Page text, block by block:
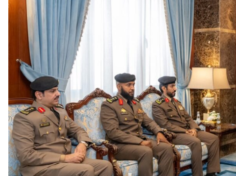
والاحترافية بقيادة محمد الضيف
منتجات قهوة وشوكولاتة مضاف إليها الجينسنغ
يختتمان “كاوست الصيفي ” للذكاء الاصطناعي
المدارس وتوقف الملاحة تحسبًا لكارثة